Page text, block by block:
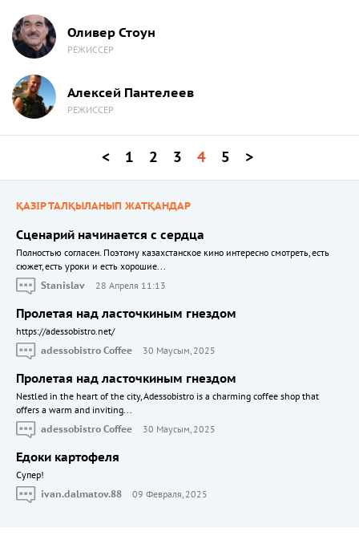
Оливер Стоун
РЕЖИССЕР
Алексей Пантелеев
РЕЖИССЕР
< 1 2 3 4 5 >
ҚАЗІР ТАЛҚЫЛАНЫП ЖАТҚАНДАР
Сценарий начинается с сердца
Полностью согласен. Поэтому казахстанское кино интересно смотреть, есть
сюжет, есть уроки и есть хорошие...
Stanislav
28 Апреля 11:13
Пролетая над ласточкиным гнездом
https://adessobistro.net/
adessobistro Coffee
30 Маусым, 2025
Пролетая над ласточкиным гнездом
Nestled in the heart of the city, Adessobistro is a charming coffee shop that
offers a warm and inviting...
adessobistro Coffee
30 Маусым, 2025
Едоки картофеля
Cупер!
ivan.dalmatov.88
09 Февраля, 2025